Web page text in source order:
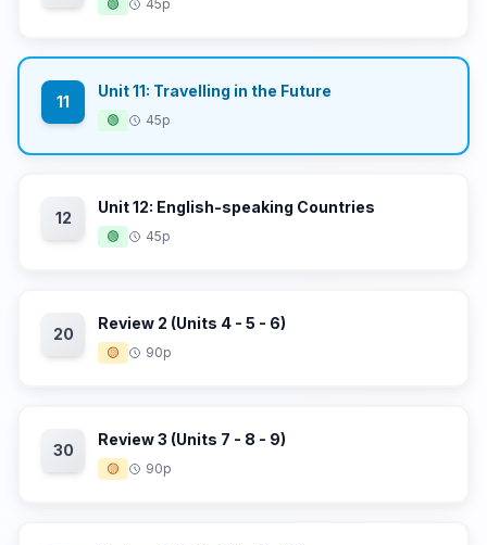
🟢 45p
11
Unit 11: Travelling in the Future
🟢 45p
12
Unit 12: English-speaking Countries
🟢 45p
20
Review 2 (Units 4 - 5 - 6)
🟡 90p
30
Review 3 (Units 7 - 8 - 9)
🟡 90p